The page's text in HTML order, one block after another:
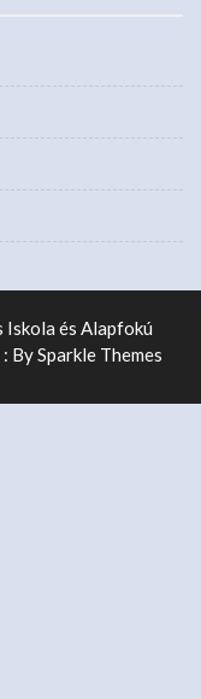
és Alapfokú
BySparkle Themes